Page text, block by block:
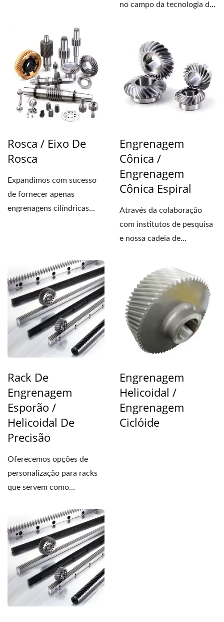
no campo da tecnologia de
Rosca / Eixo De
Rosca
Expandimos com sucesso
de fornecer apenas
engrenagens cilíndricas
Engrenagem
Cônica /
Engrenagem
Cônica Espiral
Através da colaboração
com institutos de pesquisa
e nossa cadeia de
Rack De
Engrenagem
Esporão /
Helicoidal De
Precisão
Oferecemos opções de
personalização para racks
que servem como
Engrenagem
Helicoidal /
Engrenagem
Ciclóide